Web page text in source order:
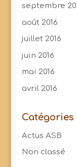
septembre
août 2016
juillet 2016
juin 2016
mai 2016
avril 2016
Catégories
Actus ASB
Non classé